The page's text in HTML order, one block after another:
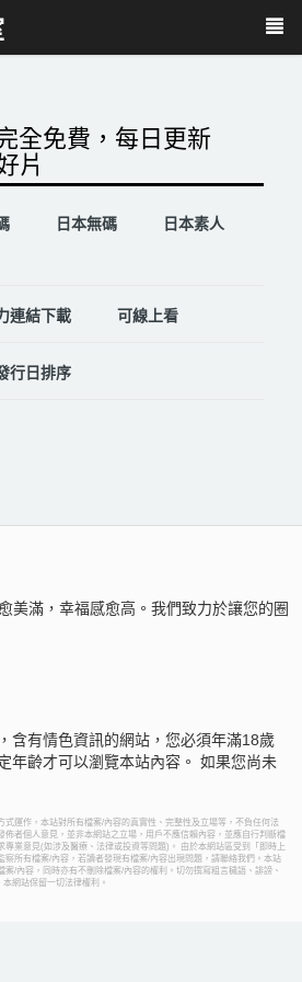
全免費，每日更新
片
日本無碼
日本素人
連結下載 可線上看
行日排序
美滿，幸福感愈高。我們致力於讓您的圈
含有情色資訊的網站，您必須年滿18歲
年齡才可以瀏覽本站內容。 如果您尚未
式運作，本站對所有檔案/內容的真實性、完整性及立場等，不負任何法
佈者個人意見，並非本網站之立場，用戶不應信賴內容，並應自行判斷檔
專業意見(如涉及醫療、法律或投資等問題)。 由於本網站區受到「即時上
察所有檔案/內容，若讀者發現有檔案/內容出現問題，請聯絡我們。本站
/內容，同時亦有不刪除檔案/內容的權利。切勿撰寫粗言穢語、誹謗、
網站保留一切法律權利。